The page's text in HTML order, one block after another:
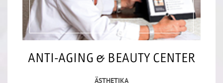
ANTI-AGING & BEAUTY CENTER
ÄSTHETIKA